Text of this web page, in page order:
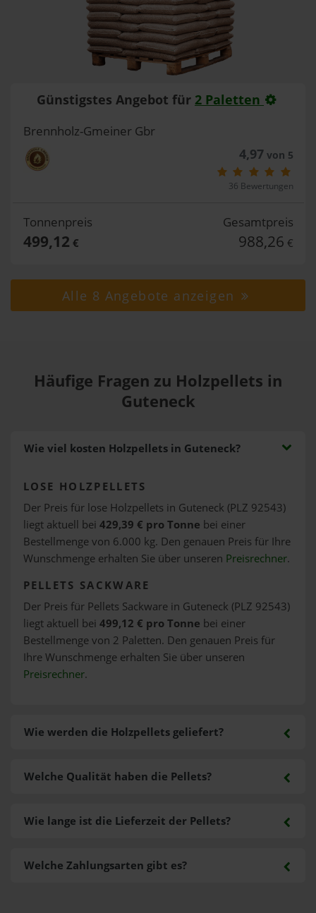
Günstigstes Angebot für 2 Paletten
Brennholz-Gmeiner Gbr
4,97von 5
36 Bewertungen
Tonnenpreis
499,12 €
Gesamtpreis
988,26 €
Alle 8 Angebote anzeigen
Häufige Fragen zu Holzpellets in
Guteneck
Wie viel kosten Holzpellets in Guteneck?
LOSE HOLZPELLETS
Der Preis für lose Holzpellets in Guteneck (PLZ 92543)
liegt aktuell bei 429,39 € pro Tonne bei einer
Bestellmenge von 6.000 kg. Den genauen Preis für Ihre
Wunschmenge erhalten Sie über unseren Preisrechner.
PELLETS SACKWARE
Der Preis für Pellets Sackware in Guteneck (PLZ 92543)
liegt aktuell bei 499,12 € pro Tonne bei einer
Bestellmenge von 2 Paletten. Den genauen Preis für
Ihre Wunschmenge erhalten Sie über unseren
Preisrechner.
Wie werden die Holzpellets geliefert?
Welche Zahlungsarten gibt es?
Welche Qualität haben die Pellets?
Wie lange ist die Lieferzeit der Pellets?